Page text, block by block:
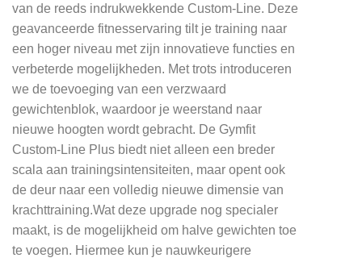
van de reeds indrukwekkende Custom-Line. Deze
geavanceerde fitnesservaring tilt je training naar
een hoger niveau met zijn innovatieve functies en
verbeterde mogelijkheden. Met trots introduceren
we de toevoeging van een verzwaard
gewichtenblok, waardoor je weerstand naar
nieuwe hoogten wordt gebracht. De Gymfit
Custom-Line Plus biedt niet alleen een breder
scala aan trainingsintensiteiten, maar opent ook
de deur naar een volledig nieuwe dimensie van
krachttraining.Wat deze upgrade nog specialer
maakt, is de mogelijkheid om halve gewichten toe
te voegen. Hiermee kun je nauwkeurigere